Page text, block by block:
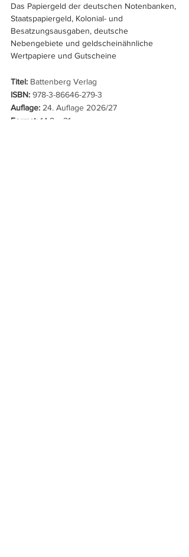
Das Papiergeld der deutschen Notenbanken,
Staatspapiergeld, Kolonial- und
Besatzungsausgaben, deutsche
Nebengebiete und geldscheinähnliche
Wertpapiere und Gutscheine
Titel: Battenberg Verlag
ISBN: 978-3-86646-279-3
Auflage: 24. Auflage 2026/27
Format: 14,8 x 21 cm